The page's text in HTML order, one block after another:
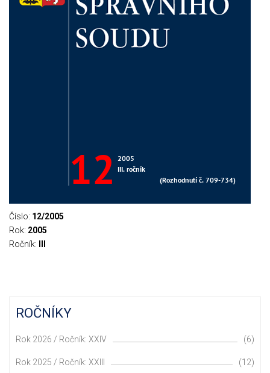
Číslo: 12/2005
Rok: 2005
Ročník:
ROČNÍKY
Rok 2026 / Ročník: XXIV (6)
Rok 2025 / Ročník: XXIII (12)